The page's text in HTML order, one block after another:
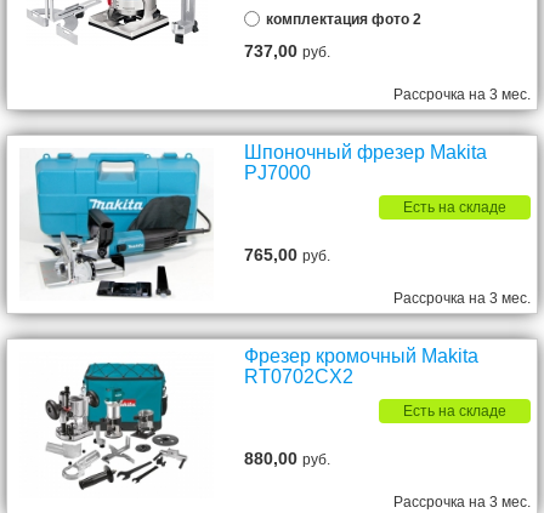
комплектация фото 2
737,00руб.
Рассрочка на 3 мес.
Шпоночный фрезер Makita
PJ7000
Есть на складе
765,00руб.
Рассрочка на 3 мес.
Фрезер кромочный Makita
RT0702CX2
Есть на складе
880,00руб.
Рассрочка на 3 мес.